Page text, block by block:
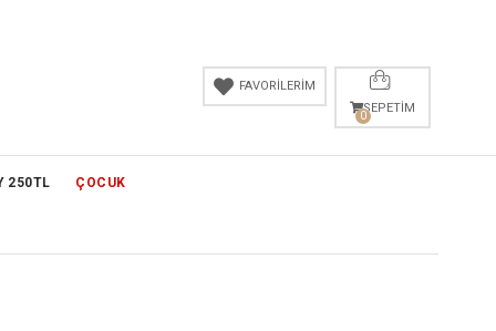
SEPETIM
0
FAVORİLERİM
250TL ÇOCUK